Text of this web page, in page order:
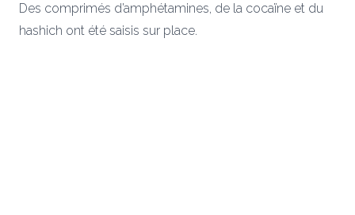
Des comprimés d’amphétamines, de la cocaïne et du
hashich ont été saisis sur place.